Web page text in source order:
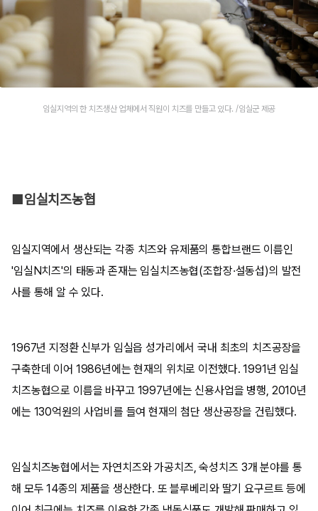
임실지역의 한 치즈생산 업체에서 직원이 치즈를 만들고 있다. /임실군 제공
■임실치즈농협
임실지역에서 생산되는 각종 치즈와 유제품의 통합브랜드 이름인
'임실N치즈'의 태동과 존재는 임실치즈농협(조합장·설동섭)의 발전
사를 통해 알 수 있다.
1967년 지정환 신부가 임실읍 성가리에서 국내 최초의 치즈공장을
구축한데 이어 1986년에는 현재의 위치로 이전했다. 1991년 임실
치즈농협으로 이름을 바꾸고 1997년에는 신용사업을 병행, 2010년
에는 130억원의 사업비를 들여 현재의 첨단 생산공장을 건립했다.
임실치즈농협에서는 자연치즈와 가공치즈, 숙성치즈 3개 분야를 통
해 모두 14종의 제품을 생산한다. 또 블루베리와 딸기 요구르트 등에